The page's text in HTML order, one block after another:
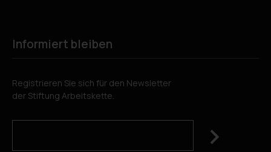
Informiert bleiben
Registrieren Sie sich für den Newsletter
der Stiftung Arbeitskette.